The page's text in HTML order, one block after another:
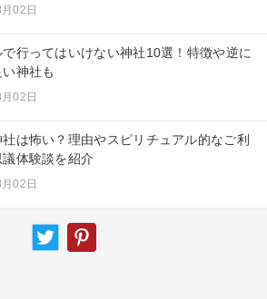
02日
で行ってはいけない神社10選！特徴や逆に
神社も
02日
は怖い？理由やスピリチュアル的なご利
体験談を紹介
02日